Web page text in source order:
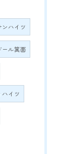
ンハイツ
ール箕面
イツ